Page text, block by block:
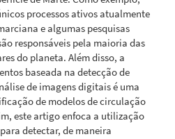
processos ativos atualmente
e algumas pesquisas
responsáveis pela maioria das
do planeta. Além disso, a
baseada na detecção de
de imagens digitais é uma
de modelos de circulação
este artigo enfoca a utilização
detectar, de maneira